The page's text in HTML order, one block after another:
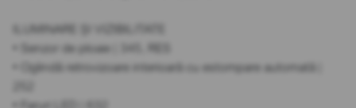
ILUMINARE ȘI VIZIBILITATE
• Senzor de ploaie | 345, RES
• Oglindă retrovizoare interioară cu estompare automată |